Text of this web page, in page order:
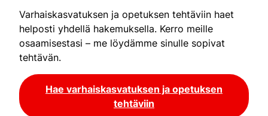
Varhaiskasvatuksen ja opetuksen tehtäviin haet
helposti yhdellä hakemuksella. Kerro meille
osaamisestasi – me löydämme sinulle sopivat
tehtävän.
Hae varhaiskasvatuksen ja opetuksen
tehtäviin